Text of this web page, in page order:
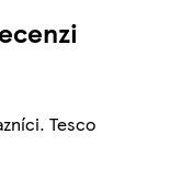
Tesco